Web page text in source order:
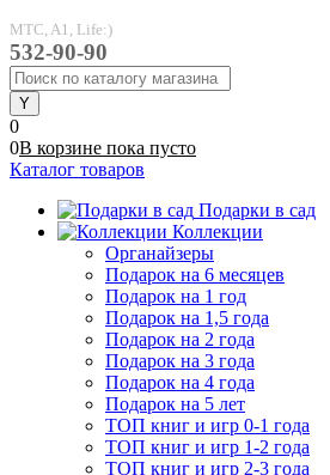
MTC, A1, Life:)
532-90-90
0
0В корзине пока пусто
Каталог товаров
Подарки в сад
Коллекции
Органайзеры
Подарок на 6 месяцев
Подарок на 1 год
Подарок на 1,5 года
Подарок на 2 года
Подарок на 3 года
Подарок на 4 года
Подарок на 5 лет
ТОП книг и игр 0-1 года
ТОП книг и игр 1-2 года
ТОП книг и игр 2-3 года